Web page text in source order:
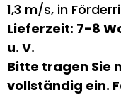
1,3 m/s, in
Lieferzeit: 7-8
u. V.
Bitte tragen Sie
vollständig ein.